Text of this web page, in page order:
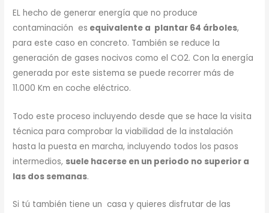
EL hecho de generar energía que no produce
contaminación es equivalente a plantar 64 árboles,
para este caso en concreto. También se reduce la
generación de gases nocivos como el CO2. Con la energía
generada por este sistema se puede recorrer más de
11.000 Km en coche eléctrico.
Todo este proceso incluyendo desde que se hace la visita
técnica para comprobar la viabilidad de la instalación
hasta la puesta en marcha, incluyendo todos los pasos
intermedios, suele hacerse en un periodo no superior a
las dos semanas.
Si tú también tiene un casa y quieres disfrutar de las